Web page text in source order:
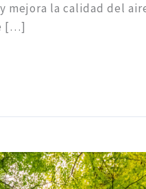
la calidad del
[…]